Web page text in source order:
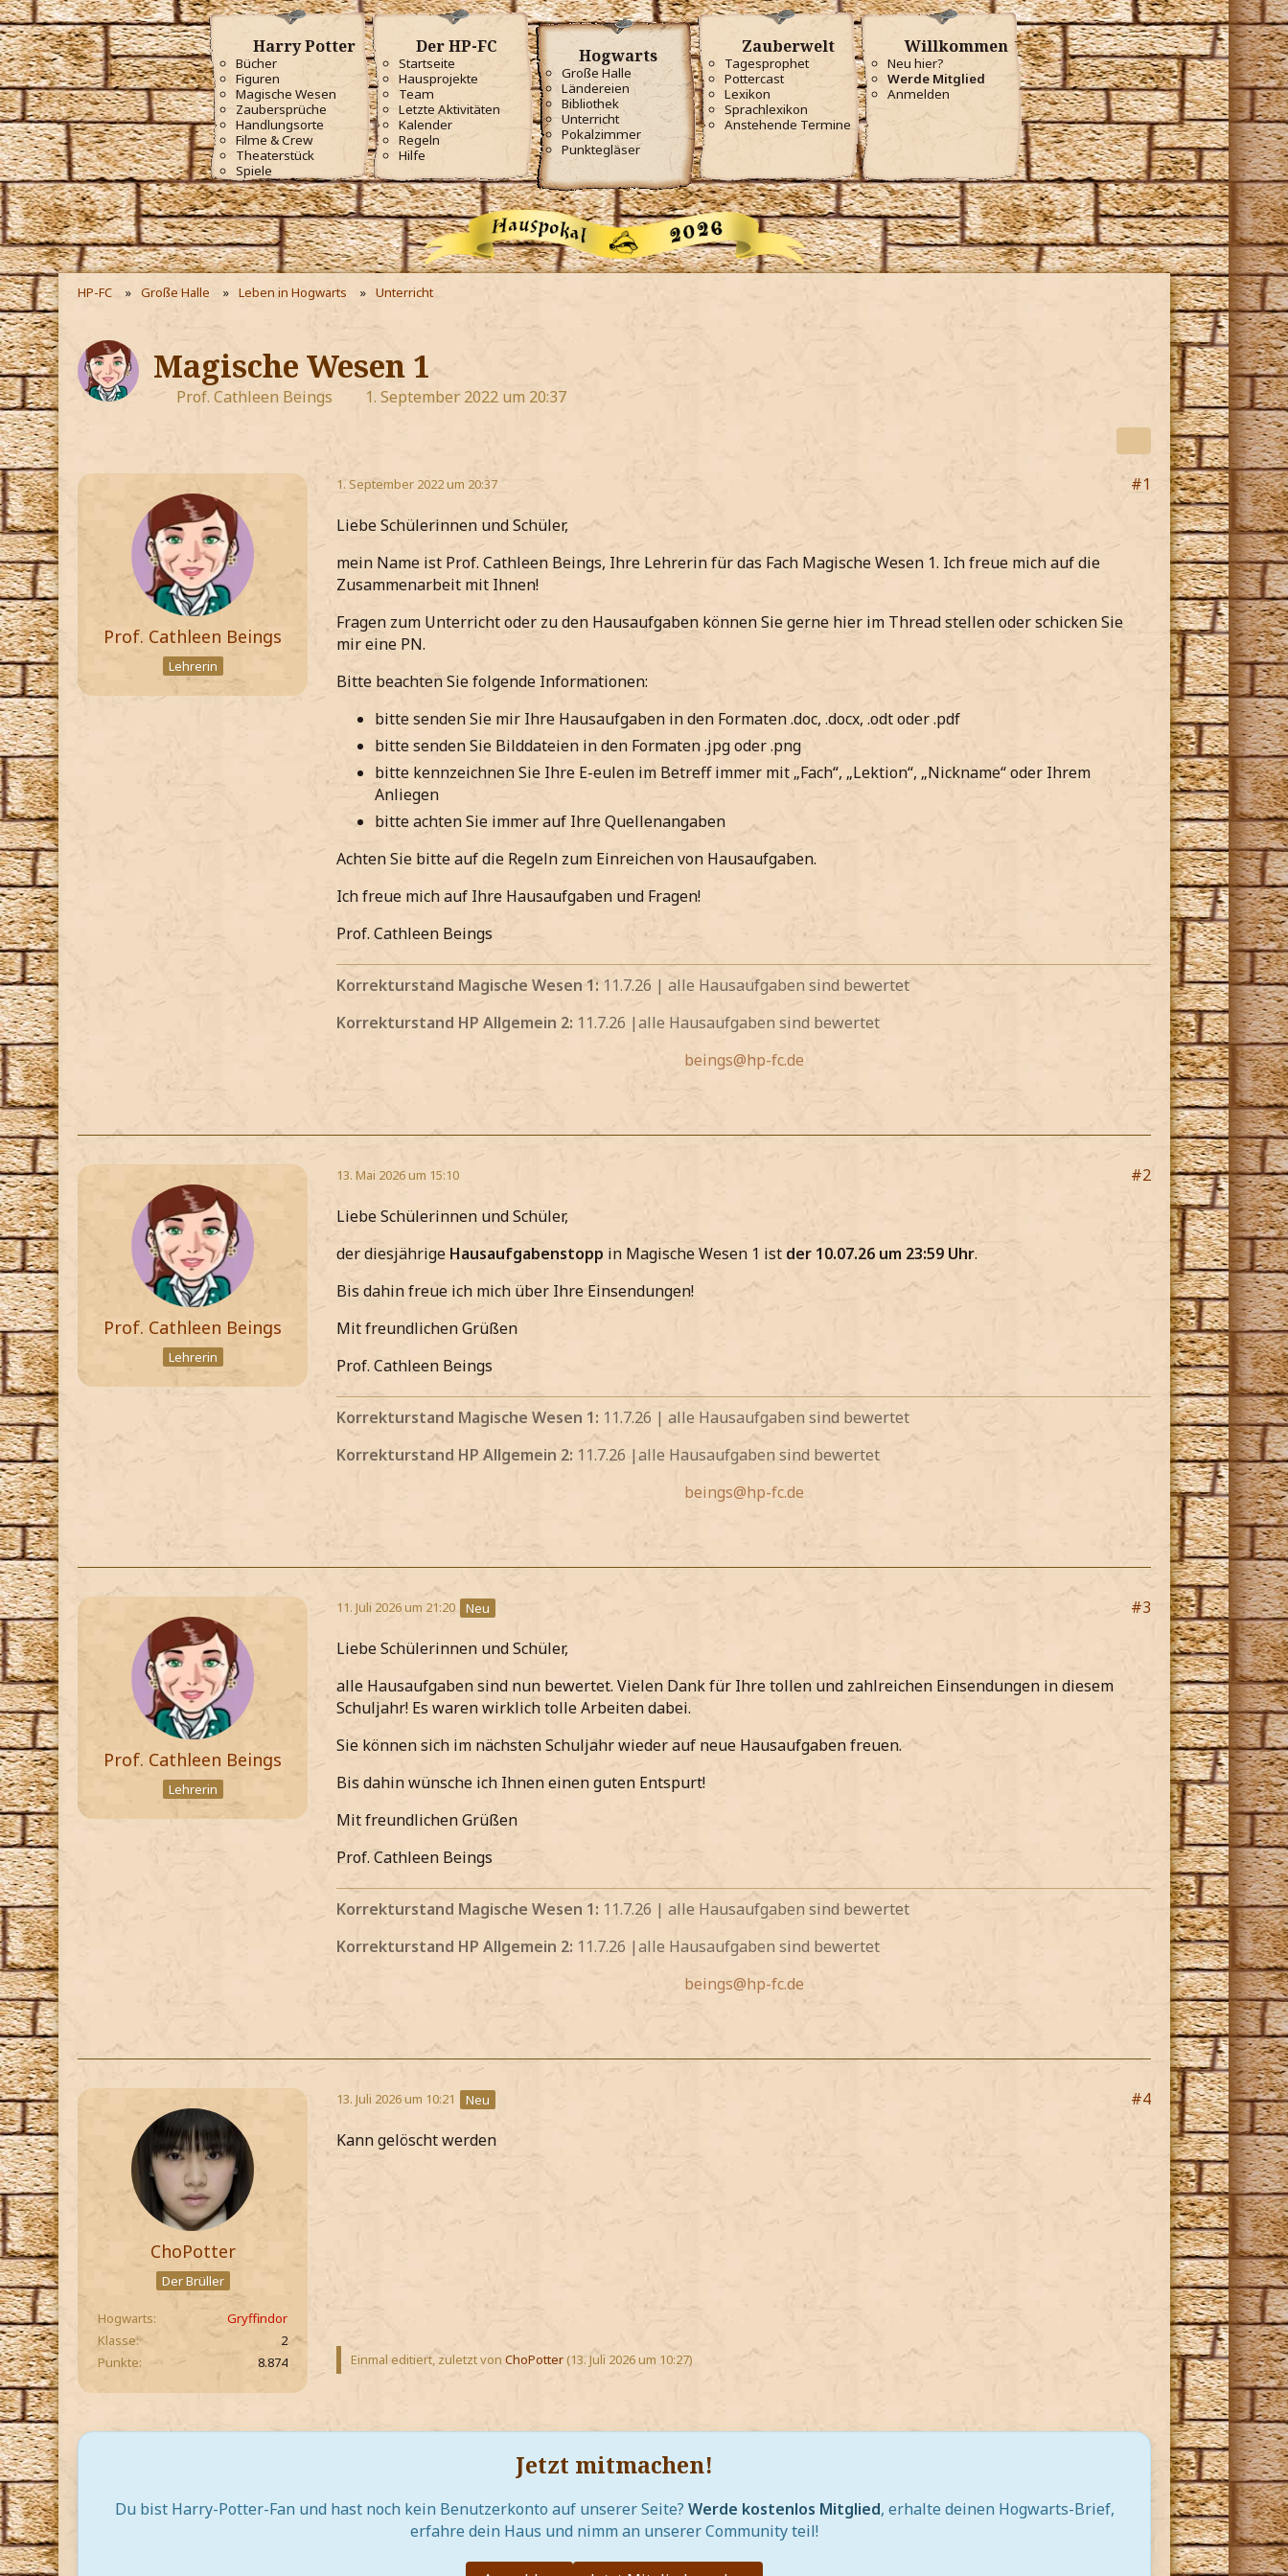
Harry Potter
Bücher
Figuren
Magische Wesen
Zaubersprüche
Handlungsorte
Filme & Crew
Theaterstück
Spiele
Der HP-FC
Startseite
Hausprojekte
Team
Letzte Aktivitäten
Kalender
Regeln
Hilfe
Hogwarts
Große Halle
Ländereien
Bibliothek
Unterricht
Pokalzimmer
Punktegläser
Zauberwelt
Tagesprophet
Pottercast
Lexikon
Sprachlexikon
Anstehende Termine
Willkommen
Neu hier?
Werde Mitglied
Anmelden
HP-FC Große Halle Leben in Hogwarts Unterricht
Magische Wesen 1
Prof. Cathleen Beings 1. September 2022 um 20:37
Prof. Cathleen Beings
Lehrerin
1. September 2022 um 20:37
#1
Liebe Schülerinnen und Schüler,
mein Name ist Prof. Cathleen Beings, Ihre Lehrerin für das Fach Magische Wesen 1. Ich freue mich auf die
Zusammenarbeit mit Ihnen!
Fragen zum Unterricht oder zu den Hausaufgaben können Sie gerne hier im Thread stellen oder schicken Sie
mir eine PN.
Bitte beachten Sie folgende Informationen:
bitte senden Sie mir Ihre Hausaufgaben in den Formaten .doc, .docx, .odt oder .pdf
bitte senden Sie Bilddateien in den Formaten .jpg oder .png
bitte kennzeichnen Sie Ihre E-eulen im Betreff immer mit „Fach“, „Lektion“, „Nickname“ oder Ihrem
Anliegen
bitte achten Sie immer auf Ihre Quellenangaben
Achten Sie bitte auf die Regeln zum Einreichen von Hausaufgaben.
Ich freue mich auf Ihre Hausaufgaben und Fragen!
Prof. Cathleen Beings
Korrekturstand Magische Wesen 1: 11.7.26 | alle Hausaufgaben sind bewertet
Korrekturstand HP Allgemein 2: 11.7.26 |alle Hausaufgaben sind bewertet
beings@hp-fc.de
Prof. Cathleen Beings
Lehrerin
13. Mai 2026 um 15:10
#2
Liebe Schülerinnen und Schüler,
der diesjährige Hausaufgabenstopp in Magische Wesen 1 ist der 10.07.26 um 23:59 Uhr.
Bis dahin freue ich mich über Ihre Einsendungen!
Mit freundlichen Grüßen
Prof. Cathleen Beings
Korrekturstand Magische Wesen 1: 11.7.26 | alle Hausaufgaben sind bewertet
Korrekturstand HP Allgemein 2: 11.7.26 |alle Hausaufgaben sind bewertet
beings@hp-fc.de
Prof. Cathleen Beings
Lehrerin
11. Juli 2026 um 21:20 Neu
#3
Liebe Schülerinnen und Schüler,
alle Hausaufgaben sind nun bewertet. Vielen Dank für Ihre tollen und zahlreichen Einsendungen in diesem
Schuljahr! Es waren wirklich tolle Arbeiten dabei.
Sie können sich im nächsten Schuljahr wieder auf neue Hausaufgaben freuen.
Bis dahin wünsche ich Ihnen einen guten Entspurt!
Mit freundlichen Grüßen
Prof. Cathleen Beings
Korrekturstand Magische Wesen 1: 11.7.26 | alle Hausaufgaben sind bewertet
Korrekturstand HP Allgemein 2: 11.7.26 |alle Hausaufgaben sind bewertet
beings@hp-fc.de
ChoPotter
Der Brüller
Hogwarts
Gryffindor
Klasse
2
Punkte
8.874
13. Juli 2026 um 10:21 Neu
#4
Kann gelöscht werden
Einmal editiert, zuletzt von ChoPotter(13. Juli 2026 um 10:27)
Jetzt mitmachen!
Du bist Harry-Potter-Fan und hast noch kein Benutzerkonto auf unserer Seite? Werde kostenlos Mitglied, erhalte deinen Hogwarts-Brief,
erfahre dein Haus und nimm an unserer Community teil!